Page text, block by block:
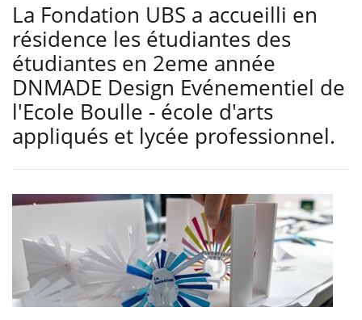
La Fondation UBS a accueilli en
résidence les étudiantes des
étudiantes en 2eme année
DNMADE Design Evénementiel de
l'Ecole Boulle - école d'arts
appliqués et lycée professionnel.